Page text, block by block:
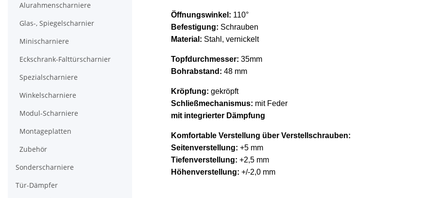
Öffnungswinkel: 110°
Befestigung: Schrauben
Material: Stahl, vernickelt
Topfdurchmesser: 35mm
Bohrabstand: 48 mm
Kröpfung: gekröpft
Schließmechanismus: mit Feder
mit integrierter Dämpfung
Komfortable Verstellung über Verstellschrauben:
Seitenverstellung: +5 mm
Tiefenverstellung: +2,5 mm
Höhenverstellung: +/-2,0 mm
Alurahmenscharniere
Glas-, Spiegelscharnier
Minischarniere
Eckschrank-Falttürscharnier
Spezialscharniere
Winkelscharniere
Modul-Scharniere
Montageplatten
Zubehör
Sonderscharniere
Tür-Dämpfer